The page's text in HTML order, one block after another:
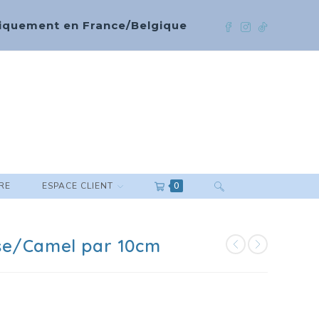
en France/Belgique
ESPACE CLIENT 0
Camel par 10cm